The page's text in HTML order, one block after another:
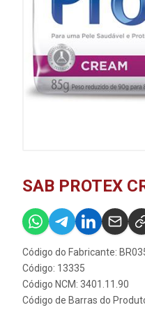
SAB PROTEX
Código do Fabricante:
Código: 13335
Código NCM: 3401.11.90
Código de Barras do